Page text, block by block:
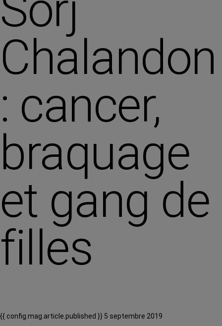
Chalandon
: cancer,
braquage
et gang de
filles
{{ config.mag.article.published }} 5 septembre 2019